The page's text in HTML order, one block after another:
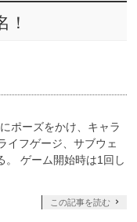
！
ポーズをかけ、キャラ
イフゲージ、サブウェ
。 ゲーム開始時は1回し
この記事を読む